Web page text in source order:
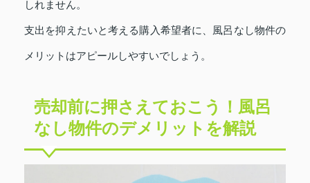
しれません。
支出を抑えたいと考える購入希望者に、風呂なし物件の
メリットはアピールしやすいでしょう。
売却前に押さえておこう！風呂
なし物件のデメリットを解説